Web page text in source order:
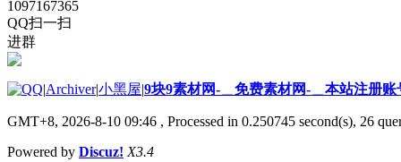
1097167365
QQ扫一扫
进群
|Archiver|小黑屋|9块9素材网-＿免费素材网-＿本站注册账
GMT+8, 2026-8-10 09:46 , Processed in 0.250745 second(s), 26
Powered by Discuz! X3.4